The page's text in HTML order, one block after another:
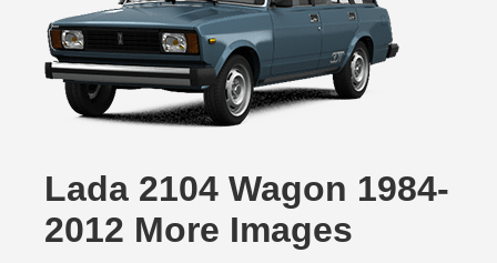
Lada 2104 Wagon 1984-
2012 More Images